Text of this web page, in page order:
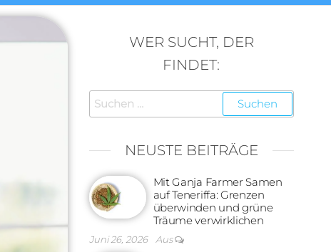
WER SUCHT, DER
FINDET:
Suchen
nach:
NEUSTE BEITRÄGE
Mit Ganja Farmer Samen
auf Teneriffa: Grenzen
überwinden und grüne
Träume verwirklichen
Juni 26, 2026 Aus